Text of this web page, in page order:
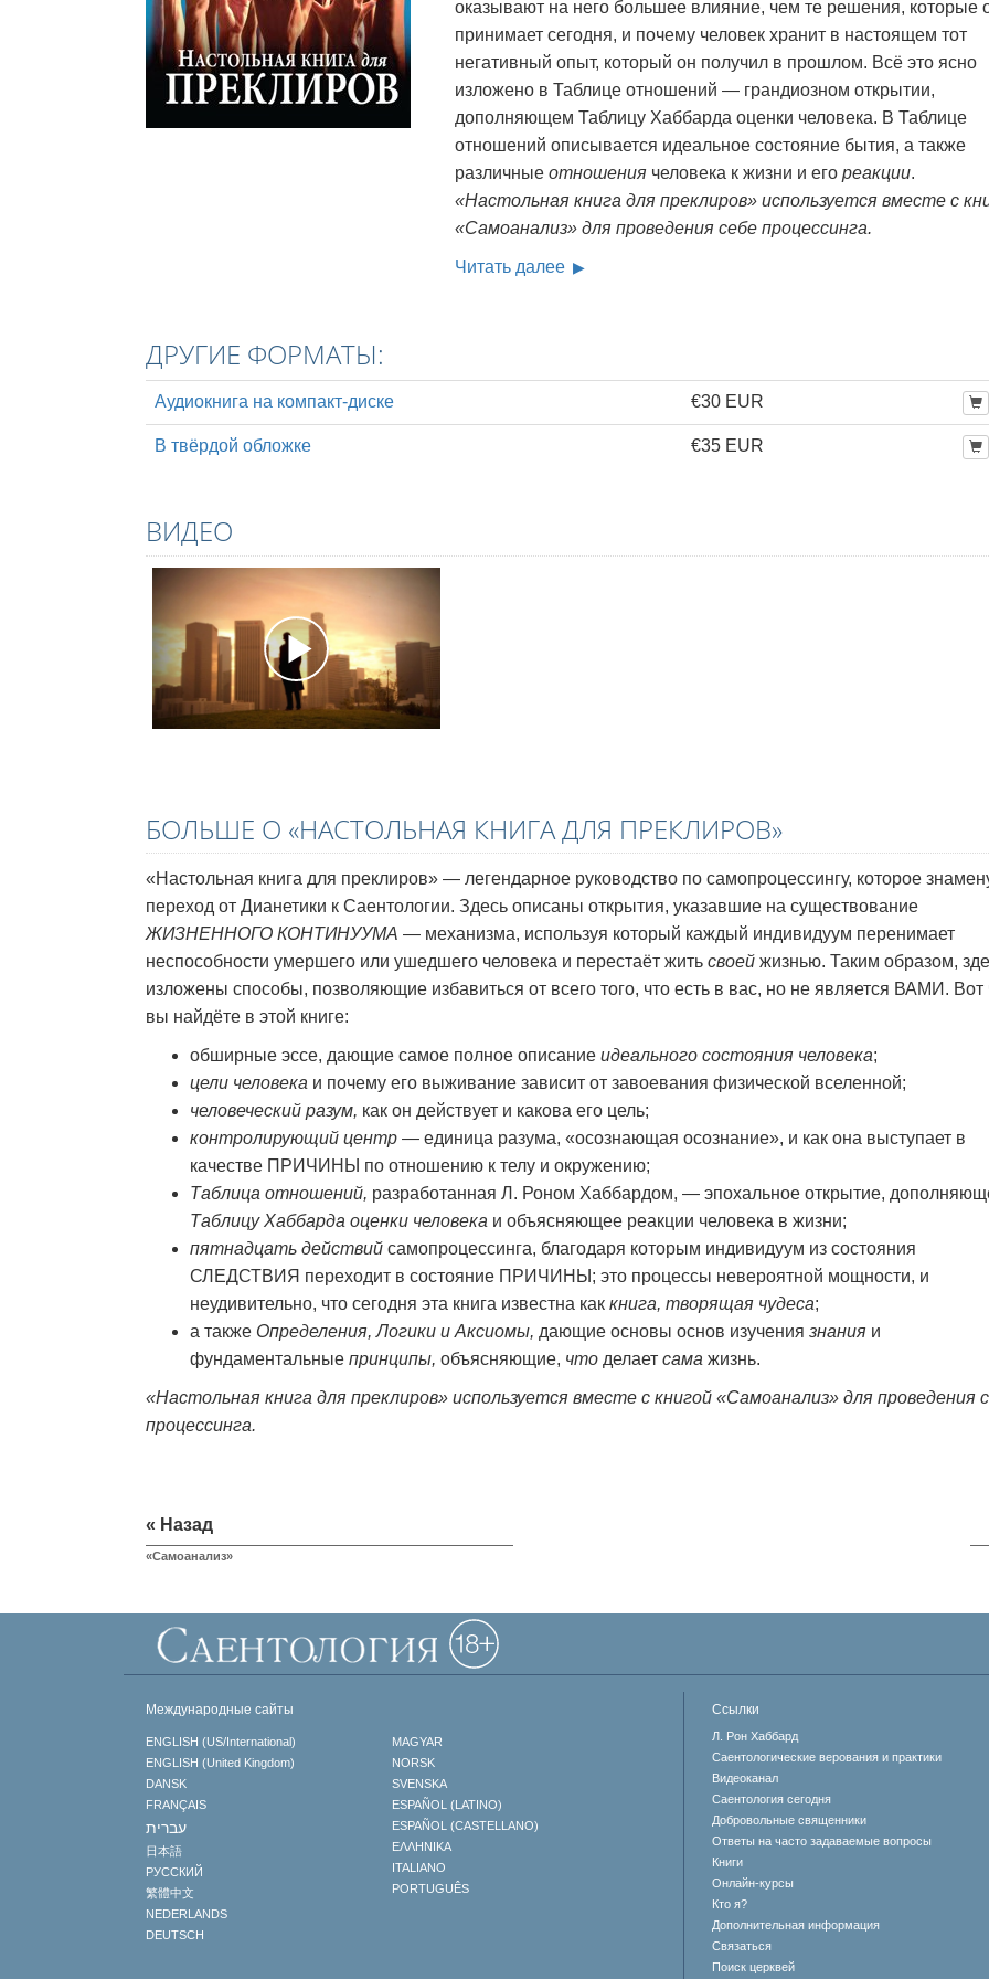
Что такое величие?
оказывают на него большее влияние, чем те решения, которые
принимает сегодня, и почему человек хранит в настоящем тот
негативный опыт, который он получил в прошлом. Всё это ясно
изложено в Таблице отношений — грандиозном открытии,
дополняющем Таблицу Хаббарда оценки человека. В Таблице
отношений описывается идеальное состояние бытия, а также
различные отношения человека к жизни и его реакции.
«Настольная книга для преклиров» используется вместе с
«Самоанализ» для проведения себе процессинга.
Читать далее
ДРУГИЕ ФОРМАТЫ:
Аудиокнига на компакт-диске €30 EUR
В твёрдой обложке €35 EUR
ВИДЕО
БОЛЬШЕ О «НАСТОЛЬНАЯ КНИГА ДЛЯ ПРЕКЛИРОВ»
«Настольная книга для преклиров» — легендарное руководство по самопроцессингу, которое
переход от Дианетики к Саентологии. Здесь описаны открытия, указавшие на существование
ЖИЗНЕННОГО КОНТИНУУМА — механизма, используя который каждый индивидуум перенимает
неспособности умершего или ушедшего человека и перестаёт жить своей жизнью. Таким образом,
изложены способы, позволяющие избавиться от всего того, что есть в вас, но не является ВАМИ. Вот
вы найдёте в этой книге:
обширные эссе, дающие самое полное описание идеального состояния человека;
цели человека и почему его выживание зависит от завоевания физической вселенной;
человеческий разум, как он действует и какова его цель;
контролирующий центр — единица разума, «осознающая осознание», и как она выступает в
качестве ПРИЧИНЫ по отношению к телу и окружению;
Таблица отношений, разработанная Л. Роном Хаббардом, — эпохальное открытие,
Таблицу Хаббарда оценки человека и объясняющее реакции человека в жизни;
пятнадцать действий самопроцессинга, благодаря которым индивидуум из состояния
СЛЕДСТВИЯ переходит в состояние ПРИЧИНЫ; это процессы невероятной мощности, и
неудивительно, что сегодня эта книга известна как книга, творящая чудеса;
а также Определения, Логики и Аксиомы, дающие основы основ изучения знания и
фундаментальные принципы, объясняющие, что делает сама жизнь.
«Настольная книга для преклиров» используется вместе с книгой «Самоанализ» для проведения
процессинга.
« Назад
«Самоанализ»
Международные сайты
ENGLISH (US/International)
ENGLISH (United Kingdom)
DANSK
FRANÇAIS
עברית
日本語
РУССКИЙ
繁體中文
NEDERLANDS
DEUTSCH
MAGYAR
NORSK
SVENSKA
ESPAÑOL (LATINO)
ESPAÑOL (CASTELLANO)
ΕΛΛΗΝΙΚA
ITALIANO
PORTUGUÊS
Ссылки
Л. Рон Хаббард
Саентологические верования и практики
Видеоканал
Саентология сегодня
Добровольные священники
Ответы на часто задаваемые вопросы
Книги
Онлайн-курсы
Кто я?
Дополнительная информация
Связаться
Поиск церквей